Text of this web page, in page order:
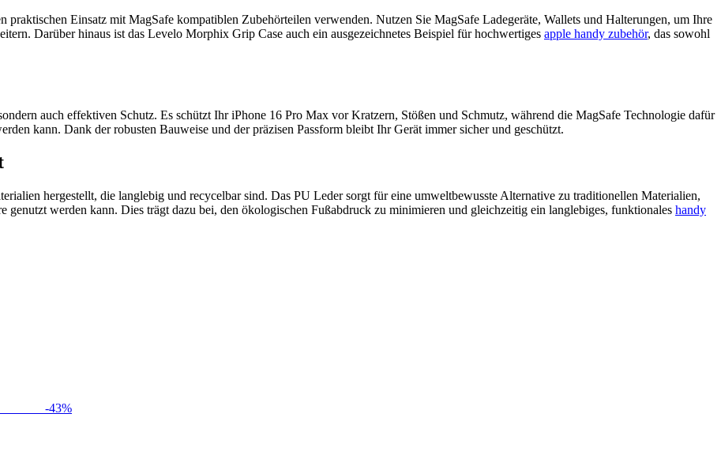
Einsatz mit MagSafe kompatiblen Zubehörteilen verwenden. Nutzen Sie MagSafe Ladegeräte, Wallets und Halterungen, um Ihre
Darüber hinaus ist das Levelo Morphix Grip Case auch ein ausgezeichnetes Beispiel für hochwertiges apple handy zubehör, das sowohl
auch effektiven Schutz. Es schützt Ihr iPhone 16 Pro Max vor Kratzern, Stößen und Schmutz, während die MagSafe Technologie dafür
kann. Dank der robusten Bauweise und der präzisen Passform bleibt Ihr Gerät immer sicher und geschützt.
hergestellt, die langlebig und recycelbar sind. Das PU Leder sorgt für eine umweltbewusste Alternative zu traditionellen Materialien,
genutzt werden kann. Dies trägt dazu bei, den ökologischen Fußabdruck zu minimieren und gleichzeitig ein langlebiges, funktionales handy
-43%